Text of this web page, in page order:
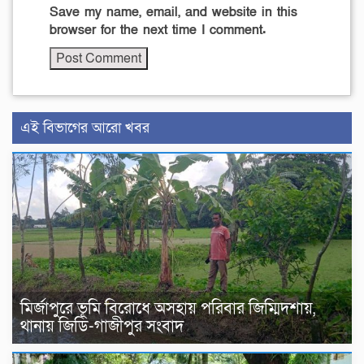
Save my name, email, and website in this
browser for the next time I comment.
এই বিভাগের আরো খবর
মির্জাপুরে ভূমি বিরোধে অসহায় পরিবার জিম্মিদশায়,
থানায় জিডি-গাজীপুর সংবাদ